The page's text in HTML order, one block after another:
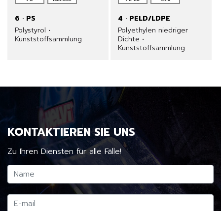
6 · PS
Polystyrol •
Kunststoffsammlung
4 · PELD/LDPE
Polyethylen niedriger
Dichte •
Kunststoffsammlung
KONTAKTIEREN SIE UNS
Zu Ihren Diensten für alle Fälle!